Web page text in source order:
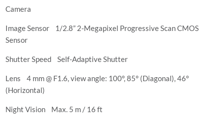
Camera
Image Sensor 1/2.8” 2-Megapixel Progressive Scan CMOS
Sensor
Shutter Speed Self-Adaptive Shutter
Lens 4 mm @ F1.6, view angle: 100°, 85° (Diagonal), 46°
(Horizontal)
Night Vision Max. 5 m / 16 ft